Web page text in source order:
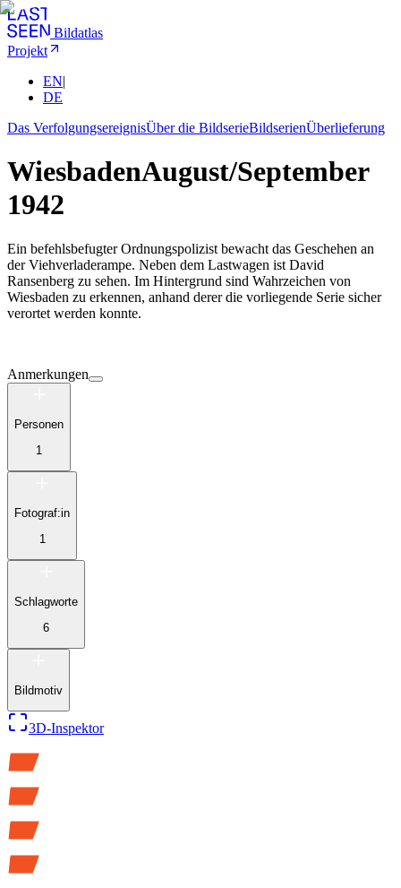
Bildatlas
Projekt
EN|
DE
Das VerfolgungsereignisÜber die BildserieBildserienÜberlieferung
WiesbadenAugust/September
1942
Ein befehlsbefugter Ordnungspolizist bewacht das Geschehen an
der Viehverladerampe. Neben dem Lastwagen ist David
Ransenberg zu sehen. Im Hintergrund sind Wahrzeichen von
Wiesbaden zu erkennen, anhand derer die vorliegende Serie sicher
verortet werden konnte.
Anmerkungen
Personen
1
Fotograf:in
1
Schlagworte
6
Bildmotiv
3D-Inspektor